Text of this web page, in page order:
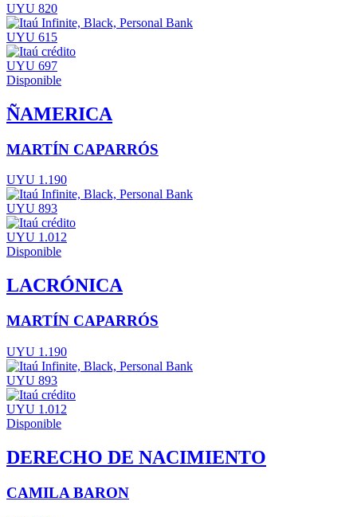
UYU 820
UYU 615
UYU 697
Disponible
ÑAMERICA
MARTÍN CAPARRÓS
UYU 1.190
UYU 893
UYU 1.012
Disponible
LACRÓNICA
MARTÍN CAPARRÓS
UYU 1.190
UYU 893
UYU 1.012
Disponible
DERECHO DE NACIMIENTO
CAMILA BARON